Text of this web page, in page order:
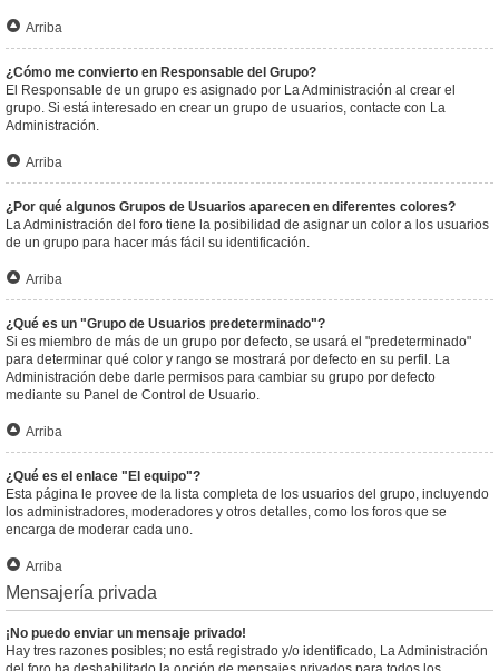
Arriba
¿Cómo me convierto en Responsable del Grupo?
El Responsable de un grupo es asignado por La Administración al crear el
grupo. Si está interesado en crear un grupo de usuarios, contacte con La
Administración.
Arriba
¿Por qué algunos Grupos de Usuarios aparecen en diferentes colores?
La Administración del foro tiene la posibilidad de asignar un color a los usuarios
de un grupo para hacer más fácil su identificación.
Arriba
¿Qué es un "Grupo de Usuarios predeterminado"?
Si es miembro de más de un grupo por defecto, se usará el "predeterminado"
para determinar qué color y rango se mostrará por defecto en su perfil. La
Administración debe darle permisos para cambiar su grupo por defecto
mediante su Panel de Control de Usuario.
Arriba
¿Qué es el enlace "El equipo"?
Esta página le provee de la lista completa de los usuarios del grupo, incluyendo
los administradores, moderadores y otros detalles, como los foros que se
encarga de moderar cada uno.
Arriba
Mensajería privada
¡No puedo enviar un mensaje privado!
Hay tres razones posibles; no está registrado y/o identificado, La Administración